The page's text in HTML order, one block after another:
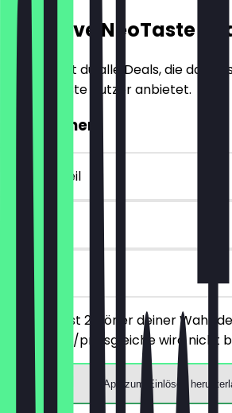
Exklusive NeoTaste
Hier findest du alle Deals, die das
für NeoTaste Nutzer anbietet.
2für1 Döner
~€ 8 Vorteil
180 Tage
Du bestellst 2 Döner deiner Wahl,
günstigere/preisgleiche wird nicht
App zum Einlösen